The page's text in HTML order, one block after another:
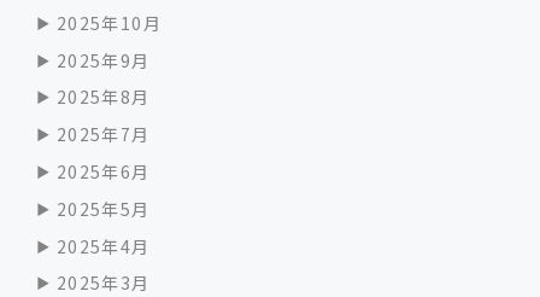
2025年10月
2025年9月
2025年8月
2025年7月
2025年6月
2025年5月
2025年4月
2025年3月